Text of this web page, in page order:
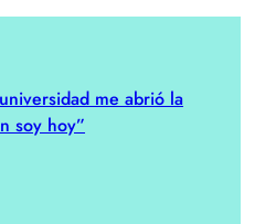
me abrió la
soy hoy”